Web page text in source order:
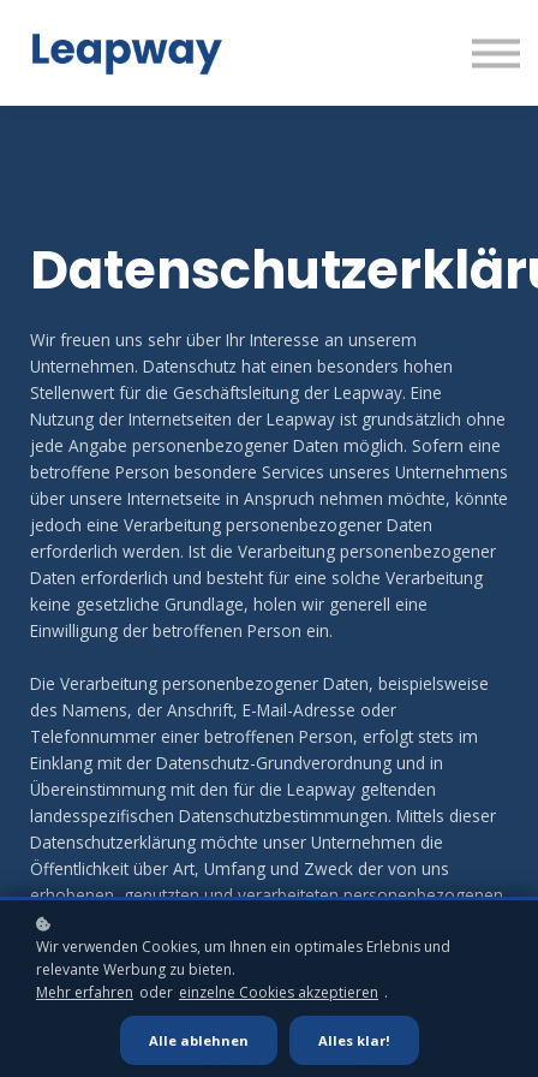
Zurück zu Leapway.de
Login
Wir freuen uns sehr über Ihr Interesse an unserem
Unternehmen. Datenschutz hat einen besonders hohen
Stellenwert für die Geschäftsleitung der Leapway. Eine
Nutzung der Internetseiten der Leapway ist grundsätzlich ohne
jede Angabe personenbezogener Daten möglich. Sofern eine
betroffene Person besondere Services unseres Unternehmens
über unsere Internetseite in Anspruch nehmen möchte, könnte
jedoch eine Verarbeitung personenbezogener Daten
erforderlich werden. Ist die Verarbeitung personenbezogener
Daten erforderlich und besteht für eine solche Verarbeitung
keine gesetzliche Grundlage, holen wir generell eine
Einwilligung der betroffenen Person ein.
Die Verarbeitung personenbezogener Daten, beispielsweise
des Namens, der Anschrift, E-Mail-Adresse oder
Telefonnummer einer betroffenen Person, erfolgt stets im
Einklang mit der Datenschutz-Grundverordnung und in
Übereinstimmung mit den für die Leapway geltenden
landesspezifischen Datenschutzbestimmungen. Mittels dieser
Datenschutzerklärung möchte unser Unternehmen die
Öffentlichkeit über Art, Umfang und Zweck der von uns
erhobenen, genutzten und verarbeiteten personenbezogenen
Daten informieren. Ferner werden betroffene Personen
mittels dieser Datenschutzerklärung über die ihnen
zustehenden Rechte aufgeklärt.
Die Leapway hat als für die Verarbeitung Verantwortlicher
zahlreiche technische und organisatorische Maßnahmen
Wir verwenden Cookies, um Ihnen ein optimales Erlebnis und
relevante Werbung zu bieten.
Mehr erfahren oder einzelne Cookies akzeptieren .
Alle ablehnen Alles klar!